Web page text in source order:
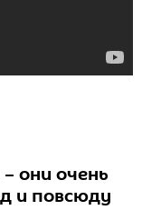
они очень
и повсюду